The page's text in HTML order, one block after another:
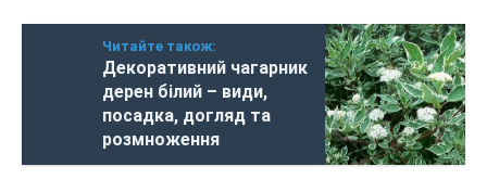
Читайте також:
Декоративний чагарник
дерен білий – види,
посадка, догляд та
розмноження